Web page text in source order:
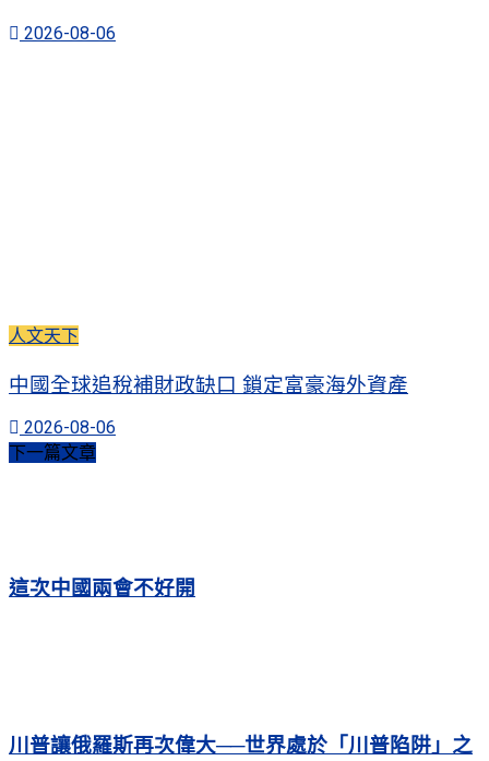
2026-08-06
人文天下
中國全球追稅補財政缺口 鎖定富豪海外資產
2026-08-06
下一篇文章
這次中國兩會不好開
川普讓俄羅斯再次偉大──世界處於「川普陷阱」之